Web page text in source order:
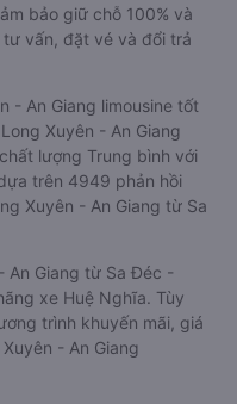
bảo giữ chỗ 100% và
vấn, đặt vé và đổi trả
- An Giang limousine tốt
Xuyên - An Giang
lượng Trung bình với
trên 4949 phản hồi
Xuyên - An Giang từ Sa
An Giang từ Sa Đéc -
xe Huệ Nghĩa. Tùy
trình khuyến mãi, giá
- An Giang